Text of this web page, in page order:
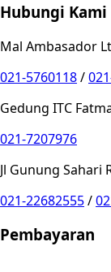
Hubungi Kami
Mal Ambasador
021-5760118/
Gedung ITC
021-7207976
Jl Gunung Sahari
021-22682555/
Pembayaran